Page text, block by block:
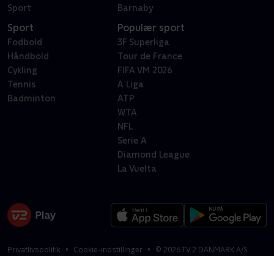
Sport
Barnaby
Sport
Fodbold
Håndbold
Cykling
Tennis
Badminton
Populær sport
3F Superliga
Tour de France
FIFA VM 2026
A Liga
ATP
WTA
NFL
Serie A
Diamond League
La Vuelta
Privatlivspolitik Cookie-indstillinger © 2026TV 2 DANMARK A/S